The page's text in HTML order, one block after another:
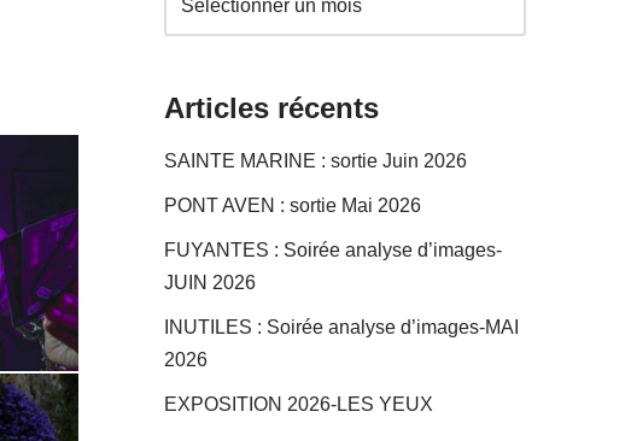
Articles récents
SAINTE MARINE : sortie Juin 2026
PONT AVEN : sortie Mai 2026
FUYANTES : Soirée analyse d’images-
JUIN 2026
INUTILES : Soirée analyse d’images-MAI
2026
EXPOSITION 2026-LES YEUX